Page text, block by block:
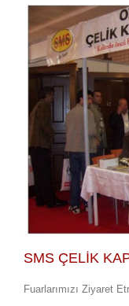
SMS ÇELİK
Fuarlarımızı Ziyaret